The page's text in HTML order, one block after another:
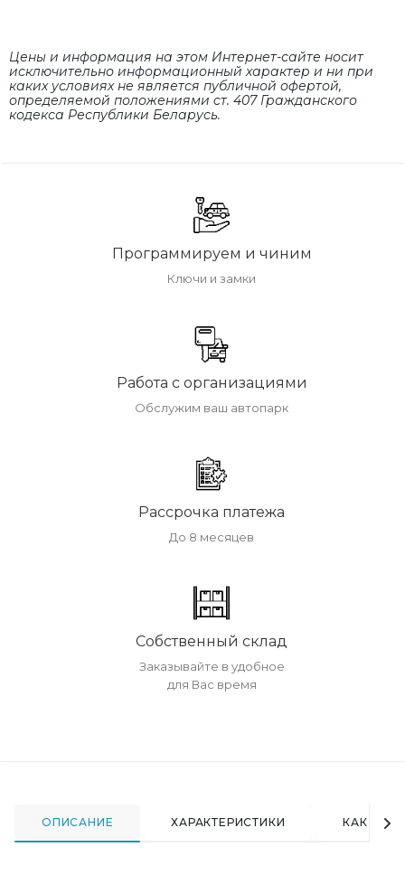
Цены и информация на этом Интернет-сайте носит
исключительно информационный характер и ни при
каких условиях не является публичной офертой,
определяемой положениями cт. 407 Гражданского
кодекса Республики Беларусь.
Программируем и чиним
Ключи и замки
Работа с организациями
Обслужим ваш автопарк
Рассрочка платежа
До 8 месяцев
Собственный склад
Заказывайте в удобное
для Вас время
ОПИСАНИЕ ХАРАКТЕРИСТИКИ КАК